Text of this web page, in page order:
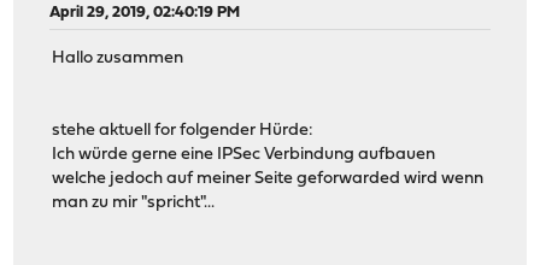
April 29, 2019, 02:40:19 PM
Hallo zusammen
stehe aktuell for folgender Hürde:
Ich würde gerne eine IPSec Verbindung aufbauen
welche jedoch auf meiner Seite geforwarded wird wenn
man zu mir "spricht"...